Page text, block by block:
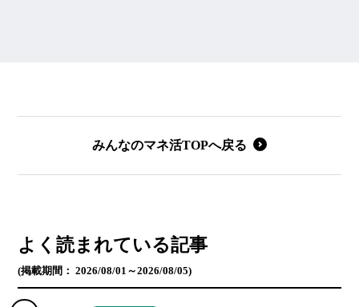
みんなのマネ活TOPへ戻る
よく読まれている記事
(掲載期間： 2026/08/01～2026/08/05)